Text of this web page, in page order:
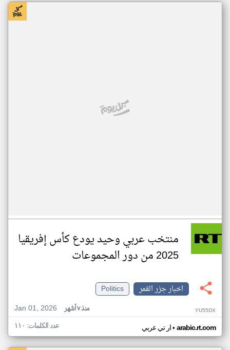
منتخب عربي وحيد يودع كأس إفريقيا
2025 من دور المجموعات
اخبار جزر القمر
Politics
Jan 01, 2026
منذ ٧ أشهر YU55DX
ار تي عربي• arabic.rt.com عدد الكلمات: ١١٠